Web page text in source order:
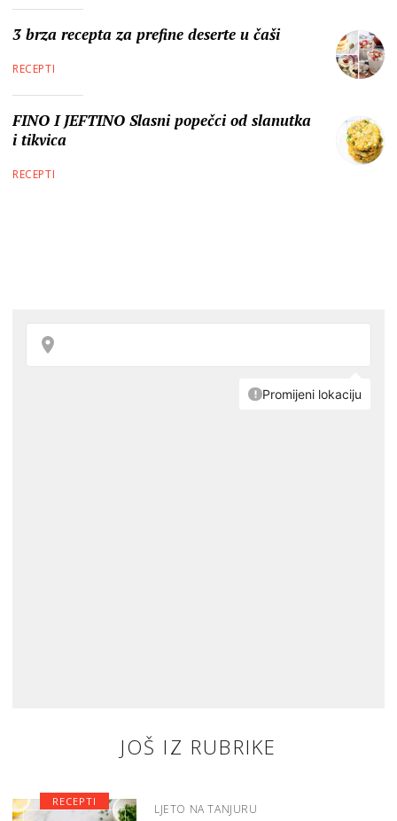
3 brza recepta za prefine deserte u čaši
RECEPTI
FINO I JEFTINO Slasni popečci od slanutka
i tikvica
RECEPTI
JOŠ IZ RUBRIKE
LJETO NA TANJURU
RECEPTI